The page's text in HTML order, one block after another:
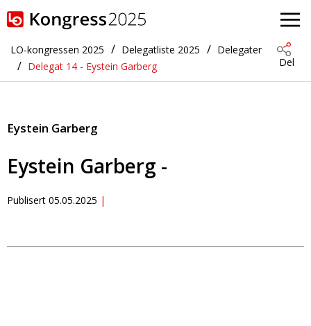
Gå til hovedinnhold
LO-kongressen 2025 Delegatliste 2025
Delegater
Delegat 14 - Eystein Garberg
Del
Eystein Garberg
Eystein Garberg -
Publisert 05.05.2025